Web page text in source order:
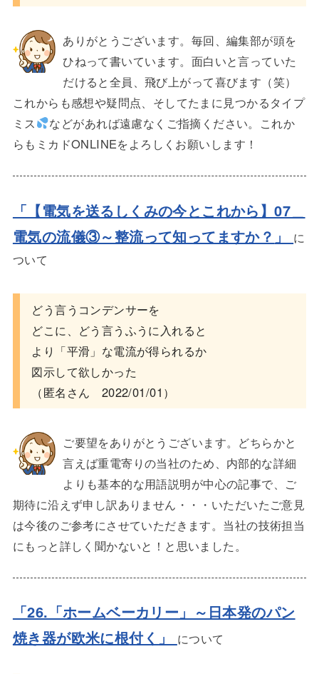
ありがとうございます。毎回、編集部が頭を
ひねって書いています。面白いと言っていた
だけると全員、飛び上がって喜びます（笑）
これからも感想や疑問点、そしてたまに見つかるタイプ
ミス
などがあれば遠慮なくご指摘ください。これか
らもミカドONLINEをよろしくお願いします！
「【電気を送るしくみの今とこれから】07＿
電気の流儀③～整流って知ってますか？ 」
に
ついて
どう言うコンデンサーを
どこに、どう言うふうに入れると
より「平滑」な電流が得られるか
図示して欲しかった
（匿名さん 2022/01/01）
ご要望をありがとうございます。どちらかと
言えば重電寄りの当社のため、内部的な詳細
よりも基本的な用語説明が中心の記事で、ご
期待に沿えず申し訳ありません・・・いただいたご意見
は今後のご参考にさせていただきます。当社の技術担当
にもっと詳しく聞かないと！と思いました。
「26.「ホームベーカリー」～日本発のパン
焼き器が欧米に根付く 」 について